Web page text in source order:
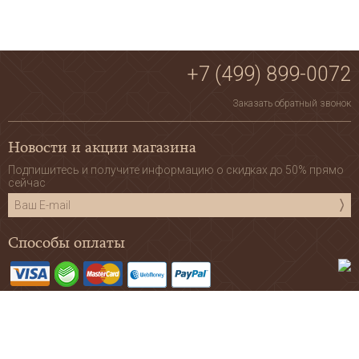
+7 (499) 899-0072
Заказать обратный звонок
Новости и акции магазина
Подпишитесь и получите информацию о скидках до 50% прямо
сейчас
Способы оплаты